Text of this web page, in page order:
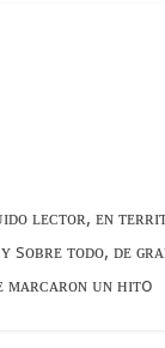
ʟᴇᴄᴛᴏʀ, ᴇɴ
sᴏʙʀᴇ ᴛᴏᴅᴏ, ᴅᴇ
ᴍᴀʀᴄᴀʀᴏɴ ᴜɴ ʜɪᴛo